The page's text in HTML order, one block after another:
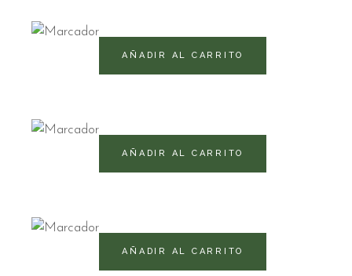
AÑADIR AL CARRITO
AÑADIR AL CARRITO
AÑADIR AL CARRITO